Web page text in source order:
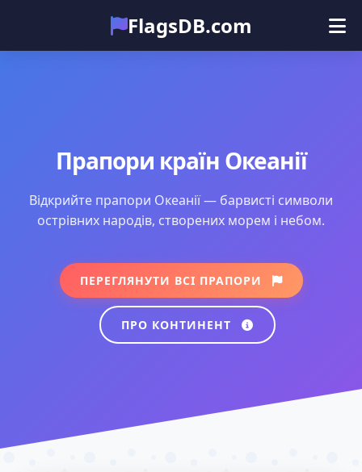
FlagsDB.com
Головна
Прапори країн Океанії
Відкрийте прапори Океанії — барвисті символи
острівних народів, створених морем і небом.
ПЕРЕГЛЯНУТИ ВСІ ПРАПОРИ
ПРО КОНТИНЕНТ